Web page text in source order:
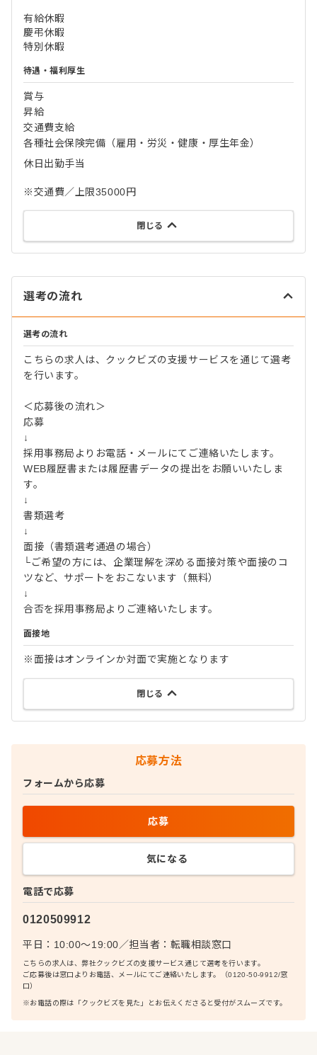
有給休暇
慶弔休暇
特別休暇
待遇・福利厚生
賞与
昇給
交通費支給
各種社会保険完備（雇用・労災・健康・厚生年金）
休日出勤手当
※交通費／上限35000円
閉じる
選考の流れ
選考の流れ
こちらの求人は、クックビズの支援サービスを通じて選考
を行います。
＜応募後の流れ＞
応募
↓
採用事務局よりお電話・メールにてご連絡いたします。
WEB履歴書または履歴書データの提出をお願いいたしま
す。
↓
書類選考
↓
面接（書類選考通過の場合）
└ご希望の方には、企業理解を深める面接対策や面接のコ
ツなど、サポートをおこないます（無料）
↓
合否を採用事務局よりご連絡いたします。
面接地
※面接はオンラインか対面で実施となります
閉じる
応募方法
電話で応募
0120509912
平日：10:00〜19:00／担当者： 転職相談窓口
こちらの求人は、弊社クックビズの支援サービス通じて選考を行います。
ご応募後は窓口よりお電話、メールにてご連絡いたします。（0120-50-9912/窓
口）
※お電話の際は「クックビズを見た」とお伝えくださると受付がスムーズです。
フォームから応募
応募
気になる